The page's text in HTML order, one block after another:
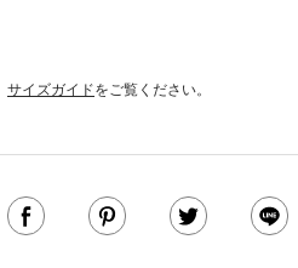
サイズガイドをご覧ください。